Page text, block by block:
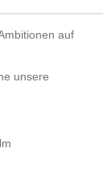
auf
unsere